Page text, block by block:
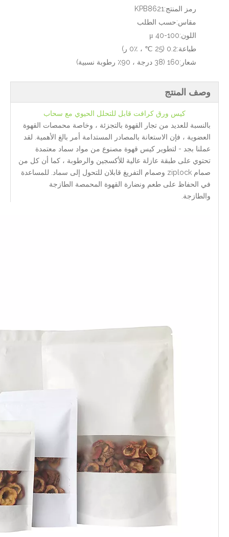
رمز المنتج:KPB8621
مقاس:حسب الطلب
اللون:40-100 μ
طباعة:0.2 (25 ℃ ، 0٪ ر)
شعار:160 (38 درجة ، 90٪ رطوبة نسبية)
وصف المنتج
كيس ورق كرافت قابل للتحلل الحيوي مع سحاب
بالنسبة للعديد من تجار القهوة بالتجزئة ، وخاصة محمصات القهوة
العضوية ، فإن الاستعانة بالمصادر المستدامة أمر بالغ الأهمية. لقد
عملنا بجد - لتطوير كيس قهوة مصنوع من مواد سماد معتمدة
تحتوي على طبقة عازلة عالية للأكسجين والرطوبة ، كما أن كل من
صمام ziplock وصمام التفريغ قابلان للتحول إلى سماد. للمساعدة
في الحفاظ على طعم ونضارة القهوة المحمصة الطازجة
والطازجة.